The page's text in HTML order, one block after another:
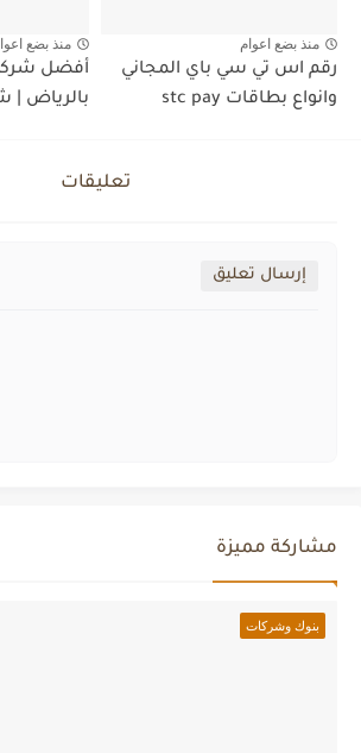
منذ بضع اعوام
رقم اس تي سي باي المجاني
وانواع بطاقات stc pay
منذ بضع
أفضل
بالرياض |
تعليقات
إرسال تعليق
مشاركة مميزة
بنوك وشركات